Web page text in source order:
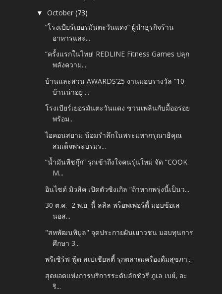
▼October(73)
“โรงเบียร์เยอรมันตะวันแดง” ผู้นำธุรกิจร้าน
อาหารและ...
“ครั้งแรกในไทย! REDLINE Fitness Games ปลุก
พลังความ...
บ้านและสวน AWARDS’25 งานมอบรางวัล “10
บ้านน่าอยู่ ...
โรงเบียร์เยอรมันตะวันแดง ชวนเพลินกับมื้ออร่อย
พร้อม...
ไอคอนสยาม น้อมรำลึกในพระมหากรุณาธิคุณ
สมเด็จพระบรมร...
“น้ำมันพืชกุ๊ก” รุกเข้าถึงใจคนรุ่นใหม่ จัด “COOK
M...
อินไซด์ มิวสิค เปิดตัวซิงเกิล “ถ้าหากพรุ่งนี้เป็นว...
30 ต.ค.- 2 พ.ย. นี้ ลลิล พร็อพเพอร์ตี้ มอบข้อเส
นอส...
"สหพัฒนพิบูล" จุดประกายฝันเยาวชน มอบทุนการ
ศึกษา 3...
พรีเซิร์ฟ ฟู้ด สเปเชียลตี้ รุกตลาดเครื่องดื่มสุขภา...
สุดยอดแห่งการบริการระดับลักชัวรี ภูเล เบย์, อะ
ริ...